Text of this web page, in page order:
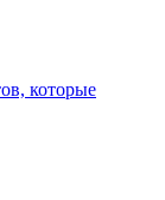
которые